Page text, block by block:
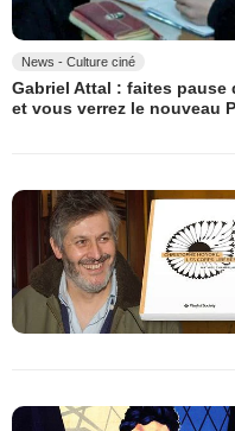
News - Culture ciné
Gabriel Attal : faites pause
et vous verrez le nouveau